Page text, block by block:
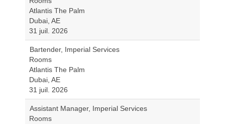
Atlantis The Palm
Dubai, AE
31 juil. 2026
Bartender, Imperial Services
Rooms
Atlantis The Palm
Dubai, AE
31 juil. 2026
Assistant Manager, Imperial Services
Rooms